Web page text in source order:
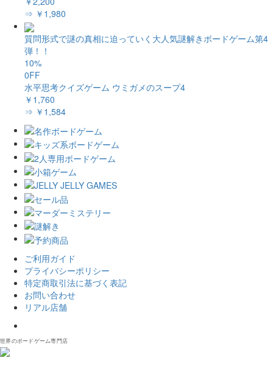
⇒ ￥1,980
質問形式で謎の真相に迫っていく大人気謎解きボードゲーム第4
弾！！
10%
0FF
水平思考クイズゲーム ウミガメのスープ4
￥1,760
⇒ ￥1,584
ご利用ガイド
プライバシーポリシー
特定商取引法に基づく表記
お問い合わせ
リアル店舗
世界のボードゲーム専門店